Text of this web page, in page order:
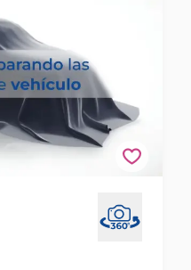
Mt 4p Automovil